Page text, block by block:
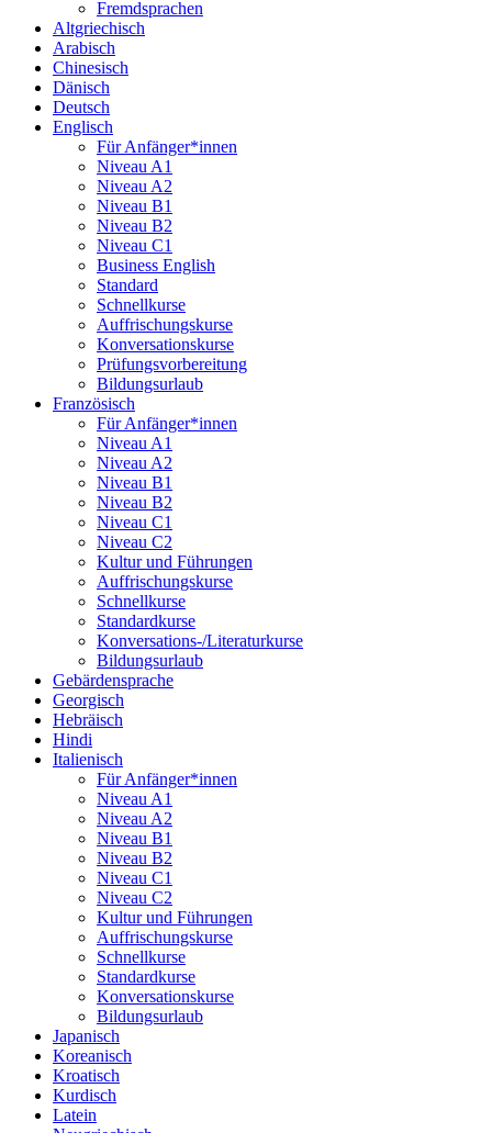
Fremdsprachen
Altgriechisch
Arabisch
Chinesisch
Dänisch
Deutsch
Englisch
Für Anfänger*innen
Niveau A1
Niveau A2
Niveau B1
Niveau B2
Niveau C1
Business English
Standard
Schnellkurse
Auffrischungskurse
Konversationskurse
Prüfungsvorbereitung
Bildungsurlaub
Französisch
Für Anfänger*innen
Niveau A1
Niveau A2
Niveau B1
Niveau B2
Niveau C1
Niveau C2
Kultur und Führungen
Auffrischungskurse
Schnellkurse
Standardkurse
Konversations-/Literaturkurse
Bildungsurlaub
Gebärdensprache
Georgisch
Hebräisch
Hindi
Italienisch
Für Anfänger*innen
Niveau A1
Niveau A2
Niveau B1
Niveau B2
Niveau C1
Niveau C2
Kultur und Führungen
Auffrischungskurse
Schnellkurse
Standardkurse
Konversationskurse
Bildungsurlaub
Japanisch
Koreanisch
Kroatisch
Kurdisch
Latein